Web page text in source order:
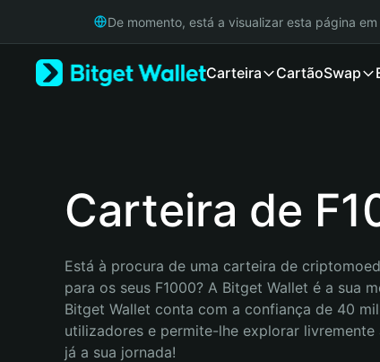
Русский
Bahasa Indonesia
De momento, está a visualizar esta página em
Carteira CartãoSwap
Carteira de
Está à procura de uma carteira de
para os seus F1000? A Bitget Wallet é a sua
Bitget Wallet conta com a confiança de 40
utilizadores e permite-lhe explorar livremente
já a sua jornada!